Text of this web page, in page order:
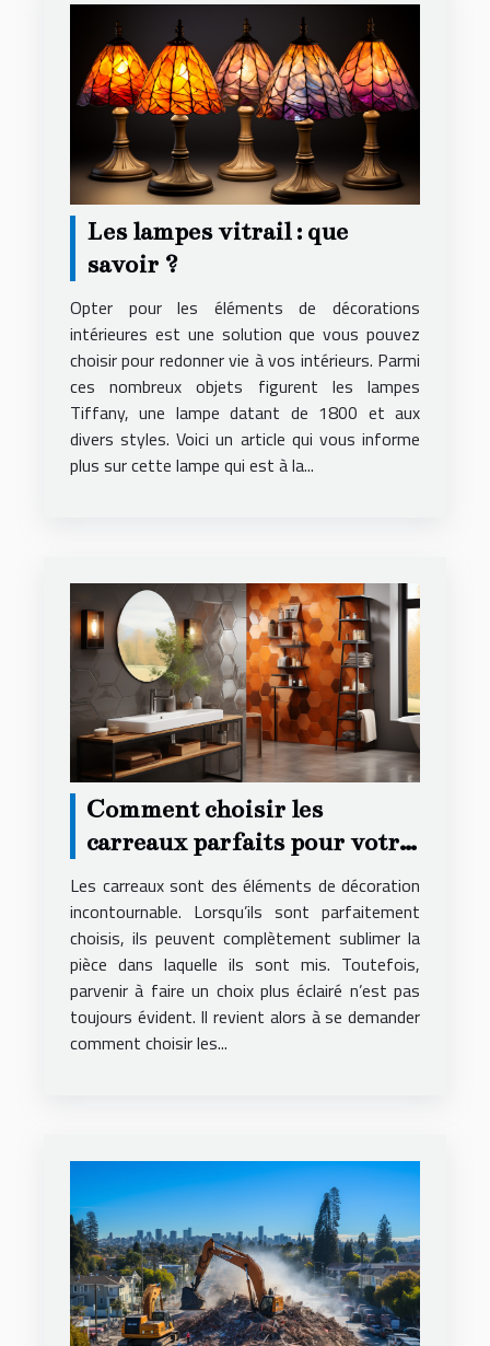
Les lampes vitrail : que
savoir ?
Opter pour les éléments de décorations
intérieures est une solution que vous pouvez
choisir pour redonner vie à vos intérieurs. Parmi
ces nombreux objets figurent les lampes
Tiffany, une lampe datant de 1800 et aux
divers styles. Voici un article qui vous informe
plus sur cette lampe qui est à la...
Comment choisir les
carreaux parfaits pour votre
décoration ?
Les carreaux sont des éléments de décoration
incontournable. Lorsqu’ils sont parfaitement
choisis, ils peuvent complètement sublimer la
pièce dans laquelle ils sont mis. Toutefois,
parvenir à faire un choix plus éclairé n’est pas
toujours évident. Il revient alors à se demander
comment choisir les...